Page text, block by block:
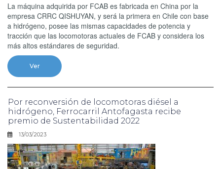
La máquina adquirida por FCAB es fabricada en China por la
empresa CRRC QISHUYAN, y será la primera en Chile con base
a hidrógeno, posee las mismas capacidades de potencia y
tracción que las locomotoras actuales de FCAB y considera los
más altos estándares de seguridad.
Ver
Por reconversión de locomotoras diésel a
hidrógeno, Ferrocarril Antofagasta recibe
premio de Sustentabilidad 2022
13/03/2023